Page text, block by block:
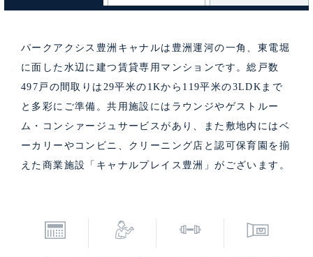
パークアクシス豊洲キャナルは豊洲運河の一角、東電堀
に面した水辺に建つ賃貸専用マンションです。総戸数
497戸の間取りは29平米の1Kから119平米の3LDKまで
と多彩にご準備。共用施設にはラウンジやゲストルー
ム・コンシァージュサービスがあり、また敷地内にはベ
ーカリーやコンビニ、クリーニング店と認可保育園を揃
えた商業施設「キャナルプレイス豊洲」がございます。